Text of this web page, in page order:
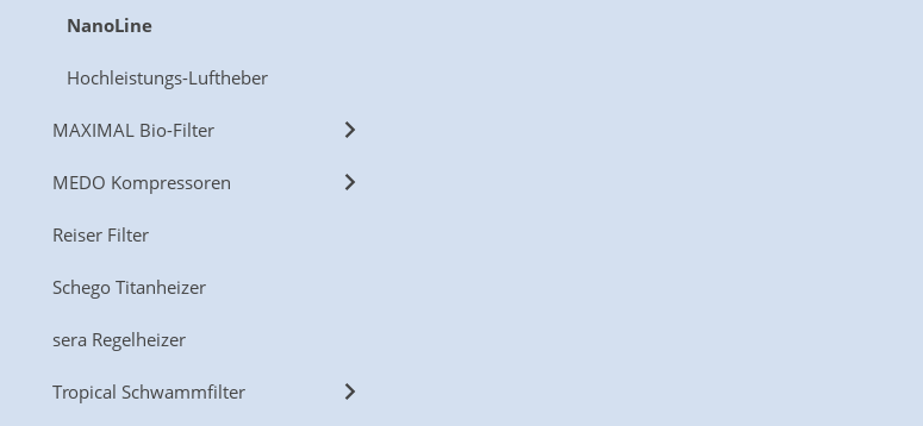
NanoLine
Hochleistungs-Luftheber
MAXIMAL Bio-Filter
MEDO Kompressoren
Reiser Filter
Schego Titanheizer
sera Regelheizer
Tropical Schwammfilter